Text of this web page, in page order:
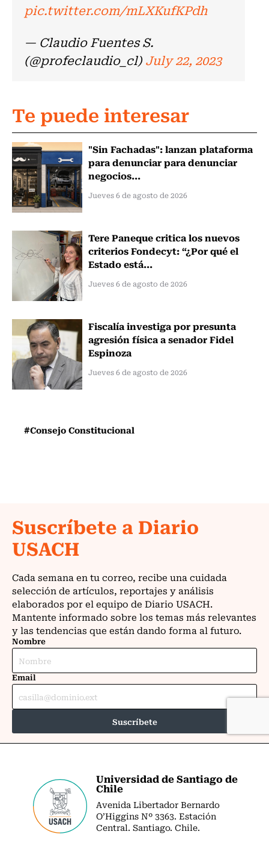
pic.twitter.com/mLXKufKPdh
— Claudio Fuentes S.
(@profeclaudio_cl)July 22, 2023
Te puede interesar
"Sin Fachadas": lanzan plataforma
para denunciar para denunciar
negocios...
Jueves 6 de agosto de 2026
Tere Paneque critica los nuevos
criterios Fondecyt: “¿Por qué el
Estado está...
Jueves 6 de agosto de 2026
Fiscalía investiga por presunta
agresión física a senador Fidel
Espinoza
Jueves 6 de agosto de 2026
#Consejo Constitucional
Universidad de Santiago de
Chile
Avenida Libertador Bernardo
O’Higgins Nº 3363. Estación
Central. Santiago. Chile.